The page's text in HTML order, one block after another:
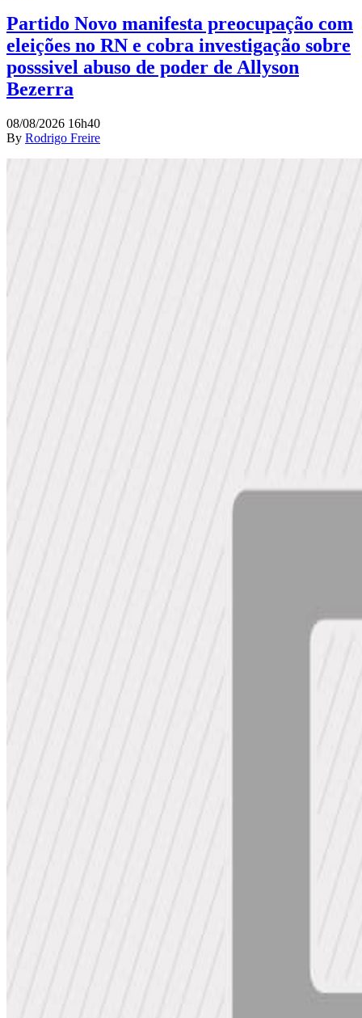
Partido Novo manifesta preocupação com
eleições no RN e cobra investigação sobre
posssivel abuso de poder de Allyson
Bezerra
08/08/2026 16h40
By Rodrigo Freire